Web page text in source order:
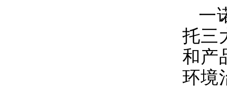
一
托三
和产
环境